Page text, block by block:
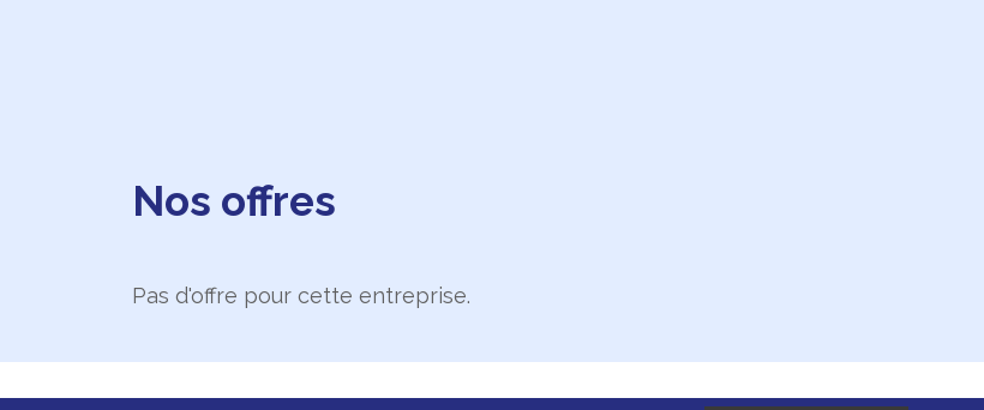
Nos offres
Pas d'offre pour cette entreprise.